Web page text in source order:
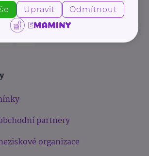
partnery
organizace
Upravit Odmítnout